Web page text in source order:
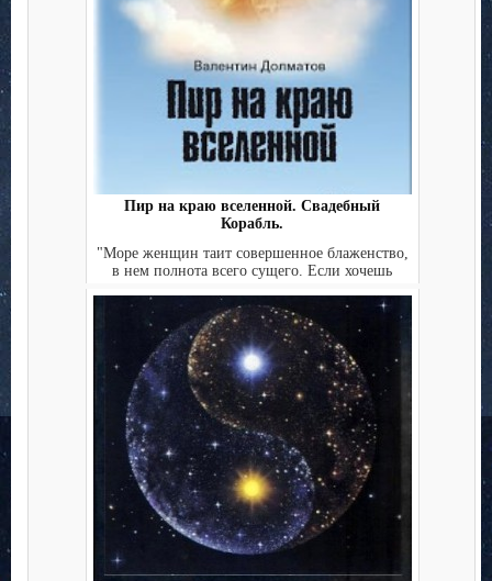
Пир на краю вселенной. Свадебный
Корабль.
"Море женщин таит совершенное блаженство,
в нем полнота всего сущего. Если хочешь